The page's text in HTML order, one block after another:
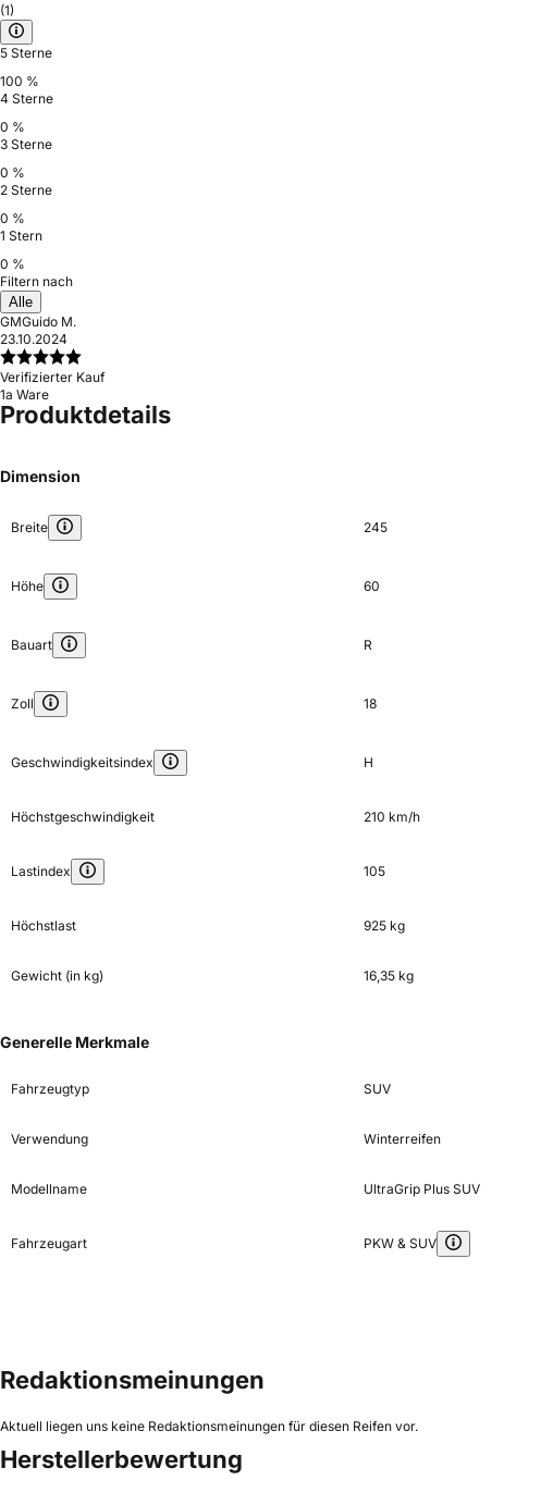
(1)
5 Sterne
100 %
4 Sterne
0 %
3 Sterne
0 %
2 Sterne
0 %
1 Stern
0 %
Filtern nach
Alle
GMGuido M.
23.10.2024
Verifizierter Kauf
1a Ware
Produktdetails
Dimension
Breite 245
Höhe 60
Bauart R
Zoll 18
Geschwindigkeitsindex H
Höchstgeschwindigkeit 210 km/h
Lastindex 105
Höchstlast 925 kg
Gewicht (in kg) 16,35 kg
Generelle Merkmale
Fahrzeugtyp SUV
Verwendung Winterreifen
Modellname UltraGrip Plus SUV
Fahrzeugart PKW & SUV
Redaktionsmeinungen
Aktuell liegen uns keine Redaktionsmeinungen für diesen Reifen vor.
Herstellerbewertung